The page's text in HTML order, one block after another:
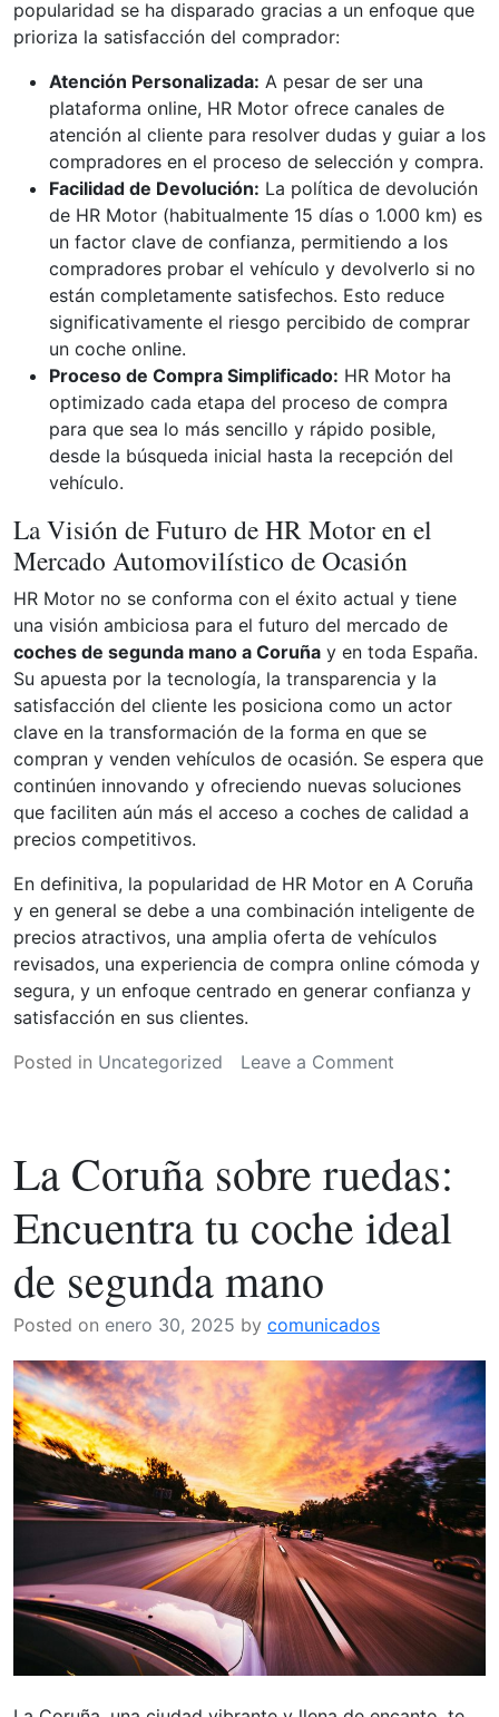
popularidad se ha disparado gracias a un enfoque que
prioriza la satisfacción del comprador:
Atención Personalizada: A pesar de ser una
plataforma online, HR Motor ofrece canales de
atención al cliente para resolver dudas y guiar a los
compradores en el proceso de selección y compra.
Facilidad de Devolución: La política de devolución
de HR Motor (habitualmente 15 días o 1.000 km) es
un factor clave de confianza, permitiendo a los
compradores probar el vehículo y devolverlo si no
están completamente satisfechos. Esto reduce
significativamente el riesgo percibido de comprar
un coche online.
Proceso de Compra Simplificado: HR Motor ha
optimizado cada etapa del proceso de compra
para que sea lo más sencillo y rápido posible,
desde la búsqueda inicial hasta la recepción del
vehículo.
La Visión de Futuro de HR Motor en el
Mercado Automovilístico de Ocasión
HR Motor no se conforma con el éxito actual y tiene
una visión ambiciosa para el futuro del mercado de
coches de segunda mano a Coruña y en toda España.
Su apuesta por la tecnología, la transparencia y la
satisfacción del cliente les posiciona como un actor
clave en la transformación de la forma en que se
compran y venden vehículos de ocasión. Se espera que
continúen innovando y ofreciendo nuevas soluciones
que faciliten aún más el acceso a coches de calidad a
precios competitivos.
En definitiva, la popularidad de HR Motor en A Coruña
y en general se debe a una combinación inteligente de
precios atractivos, una amplia oferta de vehículos
revisados, una experiencia de compra online cómoda y
segura, y un enfoque centrado en generar confianza y
satisfacción en sus clientes.
Posted in Uncategorized Leave a Comment
Motor:
las
Claves
la
Plataforma
Líder
en
Venta
de
Coches
Segunda
Mano
Online
La Coruña sobre ruedas:
Encuentra tu coche ideal
de segunda mano
Posted on enero 30, 2025 by comunicados